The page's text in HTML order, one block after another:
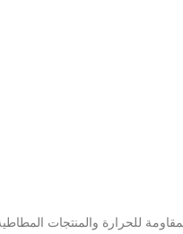
للحرارة والمنتجات